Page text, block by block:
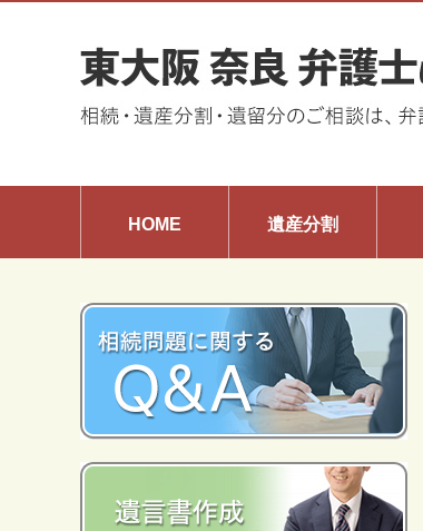
HOME 遺産分割